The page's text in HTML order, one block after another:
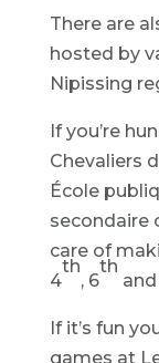
There are
hosted by
Nipissing
If you’re
Chevaliers
École
secondaire
care of
4
th
, 6
th
If it’s fun
games at